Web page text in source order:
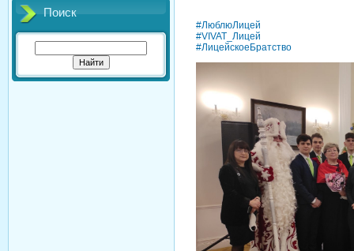
Поиск
#ЛюблюЛицей
#VIVAT_Лицей
#ЛицейскоеБратство